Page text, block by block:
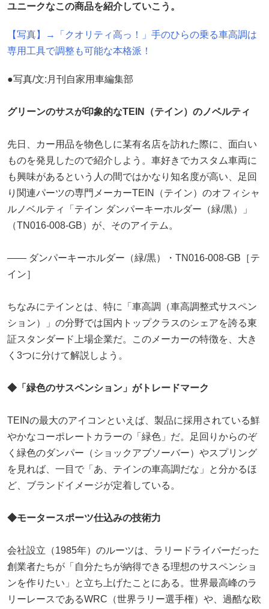
ユニークなこの商品を紹介していこう。
【写真】→「クオリティ高っ！」手のひらの乗る車高調は
専用工具で調整も可能な本格派！
●写真/文:月刊自家用車編集部
グリーンのサスが印象的なTEIN（テイン）のノベルティ
先日、カー用品を物色しに某有名店を訪れた際に、面白い
ものを発見したので紹介しよう。車好きでカスタム車両に
も興味があるという人の間ではかなり知名度が高い、足回
り関連パーツの専門メーカーTEIN（テイン）のオフィシャ
ルノベルティ「テイン ダンパーキーホルダー（緑/黒）」
（TN016-008-GB）が、そのアイテム。
―― ダンパーキーホルダー（緑/黒）・TN016-008-GB［テ
イン］
ちなみにテインとは、特に「車高調（車高調整式サスペン
ション）」の分野では国内トップクラスのシェアを誇る東
証スタンダード上場企業だ。このメーカーの特徴を、大き
く3つに分けて解説しよう。
◆「緑色のサスペンション」がトレードマーク
TEINの最大のアイコンといえば、製品に採用されている鮮
やかなコーポレートカラーの「緑色」だ。足回りからのぞ
く緑色のダンパー（ショックアブソーバー）やスプリング
を見れば、一目で「あ、テインの車高調だな」と分かるほ
ど、ブランドイメージが定着している。
◆モータースポーツ仕込みの技術力
会社設立（1985年）のルーツは、ラリードライバーだった
創業者たちが「自分たちが納得できる理想のサスペンショ
ンを作りたい」と立ち上げたことにある。世界最高峰のラ
リーレースであるWRC（世界ラリー選手権）や、過酷な欧